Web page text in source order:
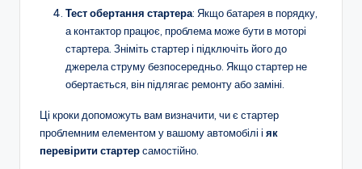
Тест обертання стартера: Якщо батарея в порядку,
а контактор працює, проблема може бути в моторі
стартера. Зніміть стартер і підключіть його до
джерела струму безпосередньо. Якщо стартер не
обертається, він підлягає ремонту або заміні.
Ці кроки допоможуть вам визначити, чи є стартер
проблемним елементом у вашому автомобілі і як
перевірити стартерсамостійно.